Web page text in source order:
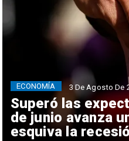
Superó las
de junio avanza
esquiva la
ECONOMÍA 3 De Agosto De